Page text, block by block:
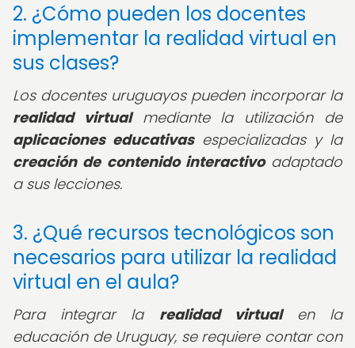
2. ¿Cómo pueden los docentes
implementar la realidad virtual en
sus clases?
Los docentes uruguayos pueden incorporar la
realidad virtualmediante la utilización de
aplicaciones educativasespecializadas y la
creación de contenido interactivoadaptado
a sus lecciones.
3. ¿Qué recursos tecnológicos son
necesarios para utilizar la realidad
virtual en el aula?
Para integrar la realidad virtualen la
educación de Uruguay, se requiere contar con